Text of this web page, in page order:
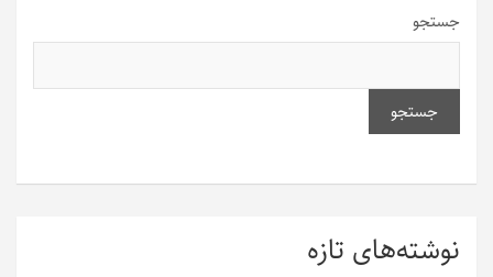
جستجو
جستجو
نوشته‌های تازه